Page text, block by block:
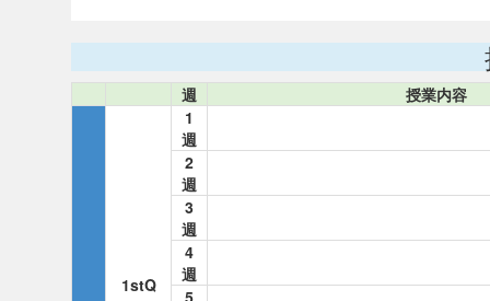
週 授業内容
1stQ
1
週
2
週
3
週
4
週
5